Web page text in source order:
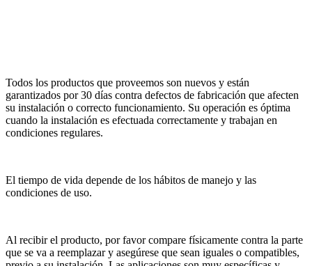
Todos los productos que proveemos son nuevos y están
garantizados por 30 días contra defectos de fabricación que afecten
su instalación o correcto funcionamiento. Su operación es óptima
cuando la instalación es efectuada correctamente y trabajan en
condiciones regulares.
El tiempo de vida depende de los hábitos de manejo y las
condiciones de uso.
Al recibir el producto, por favor compare físicamente contra la parte
que se va a reemplazar y asegúrese que sean iguales o compatibles,